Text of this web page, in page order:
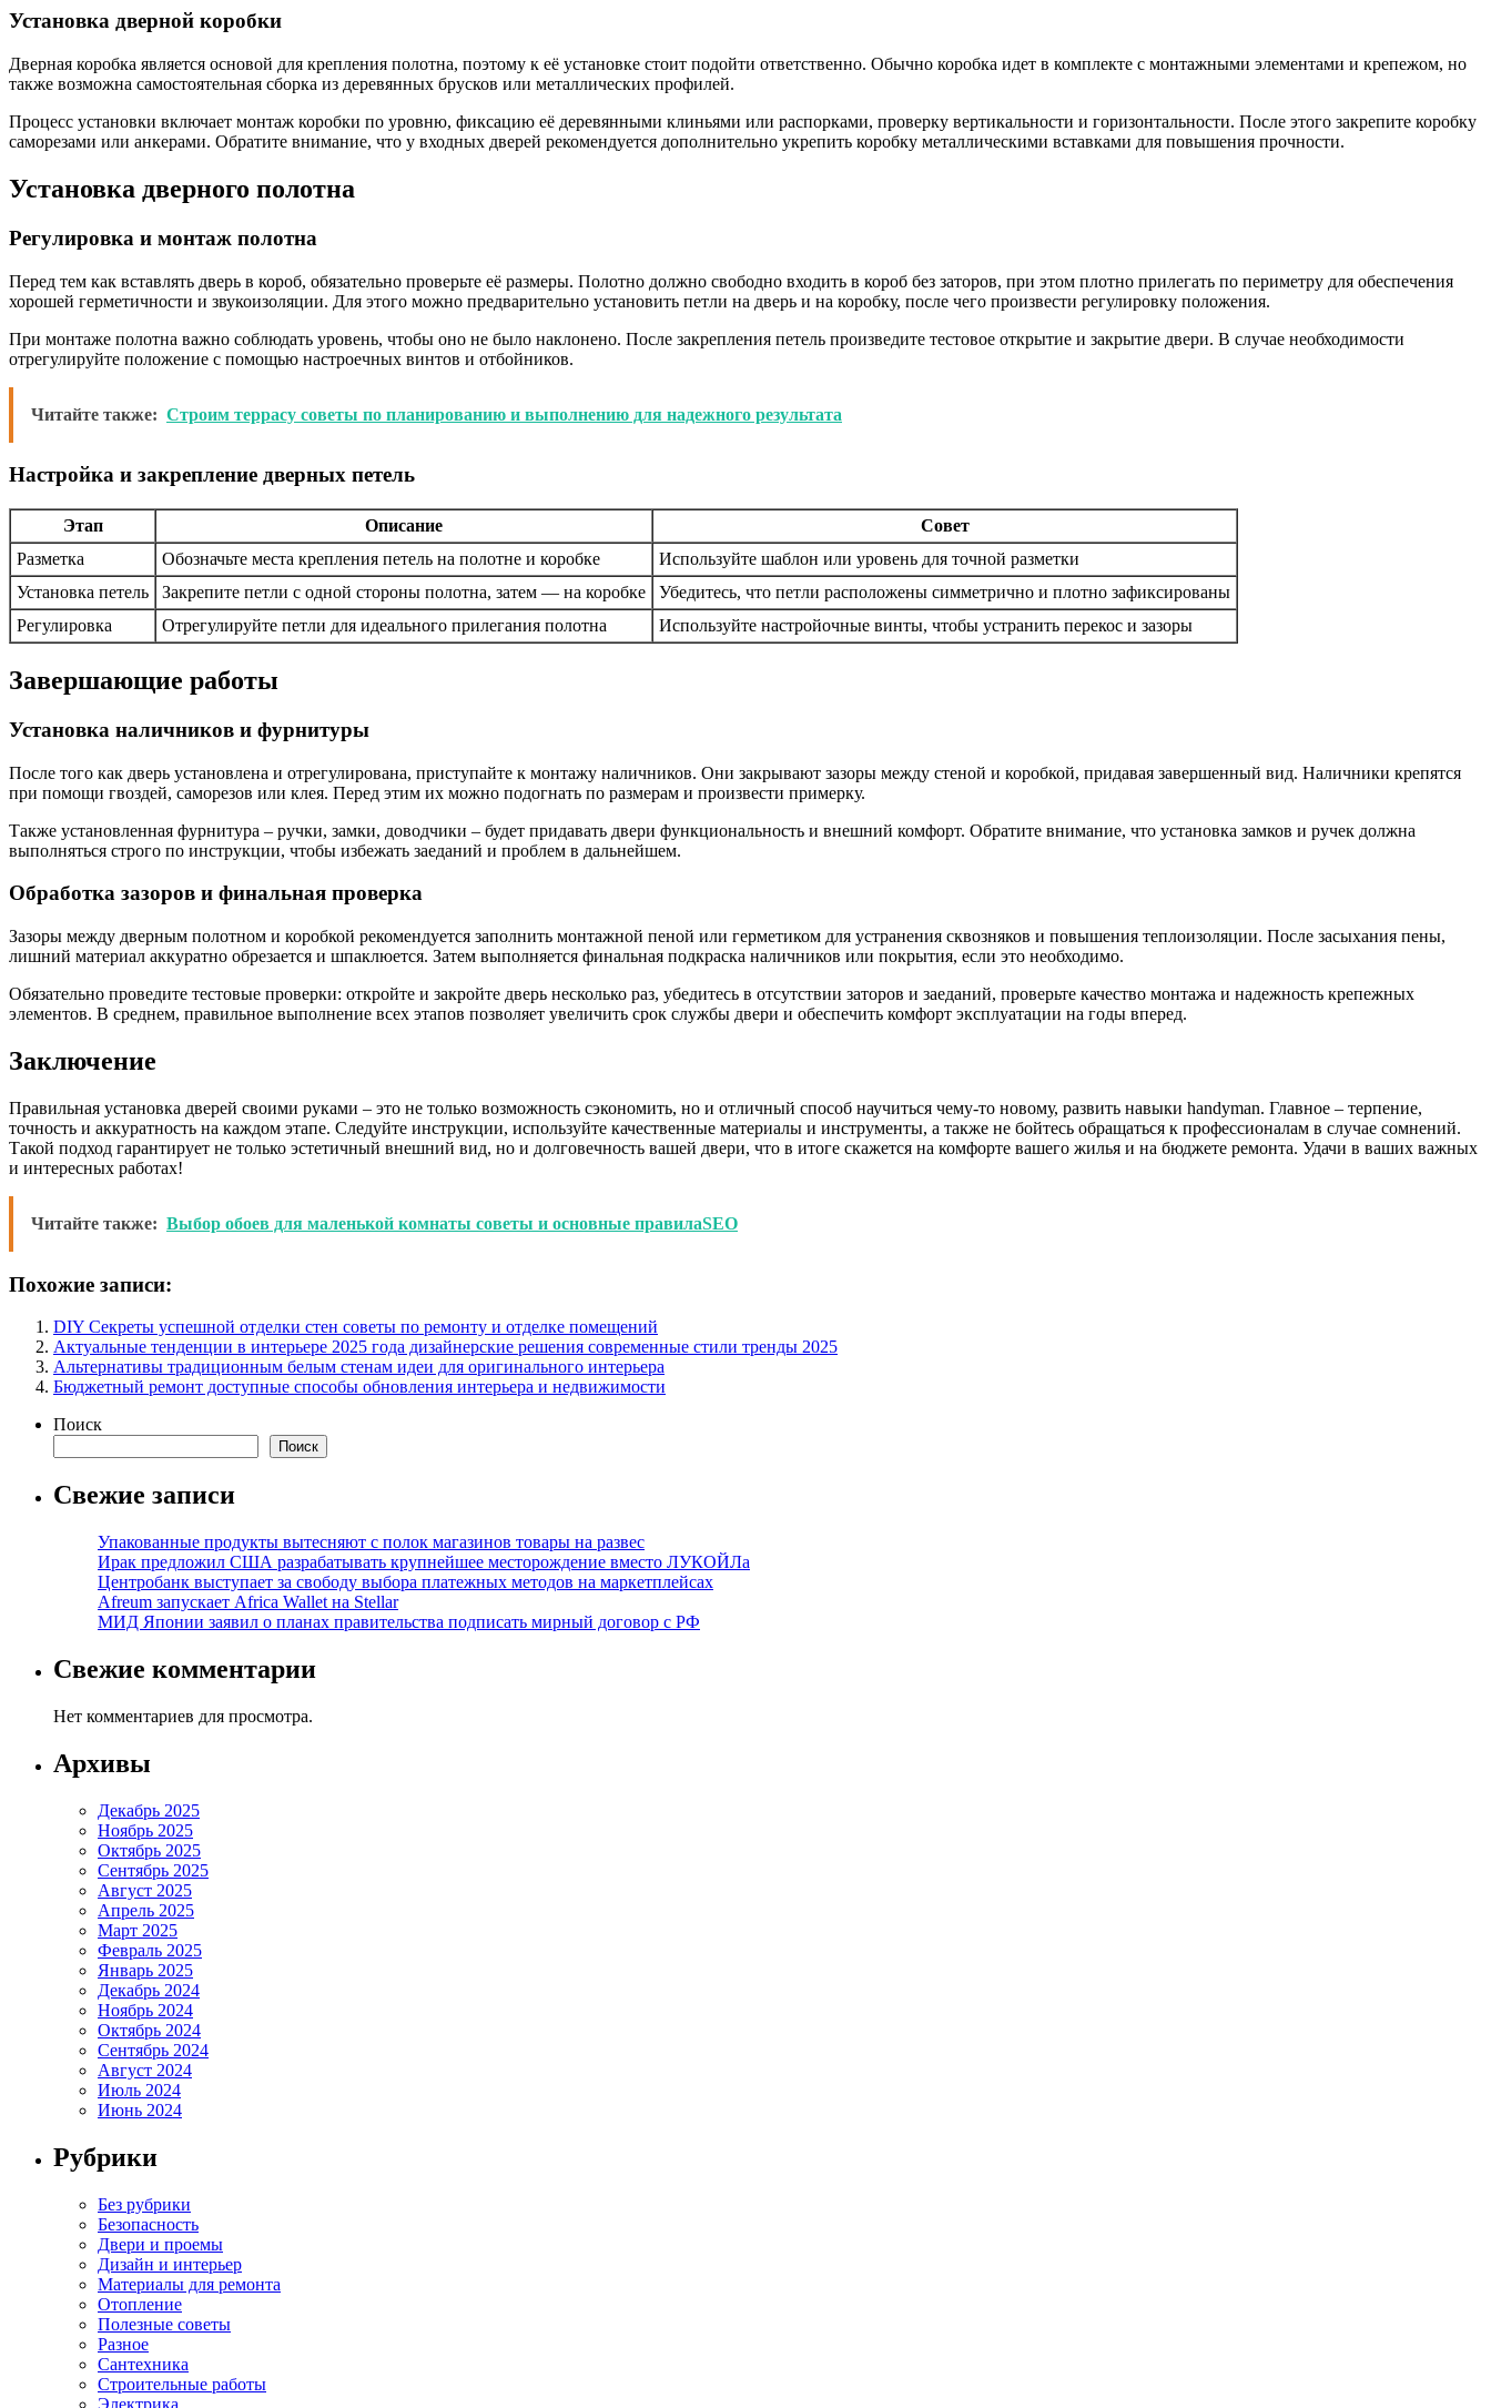
Установка дверной коробки
Дверная коробка является основой для крепления полотна, поэтому к её установке стоит подойти ответственно. Обычно коробка идет в комплекте с монтажными элементами и крепежом, но
также возможна самостоятельная сборка из деревянных брусков или металлических профилей.
Процесс установки включает монтаж коробки по уровню, фиксацию её деревянными клиньями или распорками, проверку вертикальности и горизонтальности. После этого закрепите коробку
саморезами или анкерами. Обратите внимание, что у входных дверей рекомендуется дополнительно укрепить коробку металлическими вставками для повышения прочности.
Установка дверного полотна
Регулировка и монтаж полотна
Перед тем как вставлять дверь в короб, обязательно проверьте её размеры. Полотно должно свободно входить в короб без заторов, при этом плотно прилегать по периметру для обеспечения
хорошей герметичности и звукоизоляции. Для этого можно предварительно установить петли на дверь и на коробку, после чего произвести регулировку положения.
При монтаже полотна важно соблюдать уровень, чтобы оно не было наклонено. После закрепления петель произведите тестовое открытие и закрытие двери. В случае необходимости
отрегулируйте положение с помощью настроечных винтов и отбойников.
Читайте также: Строим террасу советы по планированию и выполнению для надежного результата
Настройка и закрепление дверных петель
Этап Описание
Совет
Разметка
Обозначьте места крепления петель на полотне и коробке
Используйте шаблон или уровень для точной разметки
Установка петель
Закрепите петли с одной стороны полотна, затем — на коробке
Убедитесь, что петли расположены симметрично и плотно зафиксированы
Регулировка
Отрегулируйте петли для идеального прилегания полотна Используйте настройочные винты, чтобы устранить перекос и зазоры
Завершающие работы
Установка наличников и фурнитуры
После того как дверь установлена и отрегулирована, приступайте к монтажу наличников. Они закрывают зазоры между стеной и коробкой, придавая завершенный вид. Наличники крепятся
при помощи гвоздей, саморезов или клея. Перед этим их можно подогнать по размерам и произвести примерку.
Также установленная фурнитура – ручки, замки, доводчики – будет придавать двери функциональность и внешний комфорт. Обратите внимание, что установка замков и ручек должна
выполняться строго по инструкции, чтобы избежать заеданий и проблем в дальнейшем.
Обработка зазоров и финальная проверка
Зазоры между дверным полотном и коробкой рекомендуется заполнить монтажной пеной или герметиком для устранения сквозняков и повышения теплоизоляции. После засыхания пены,
лишний материал аккуратно обрезается и шпаклюется. Затем выполняется финальная подкраска наличников или покрытия, если это необходимо.
Обязательно проведите тестовые проверки: откройте и закройте дверь несколько раз, убедитесь в отсутствии заторов и заеданий, проверьте качество монтажа и надежность крепежных
элементов. В среднем, правильное выполнение всех этапов позволяет увеличить срок службы двери и обеспечить комфорт эксплуатации на годы вперед.
Заключение
Правильная установка дверей своими руками – это не только возможность сэкономить, но и отличный способ научиться чему-то новому, развить навыки handyman. Главное – терпение,
точность и аккуратность на каждом этапе. Следуйте инструкции, используйте качественные материалы и инструменты, а также не бойтесь обращаться к профессионалам в случае сомнений.
Такой подход гарантирует не только эстетичный внешний вид, но и долговечность вашей двери, что в итоге скажется на комфорте вашего жилья и на бюджете ремонта. Удачи в ваших важных
и интересных работах!
Читайте также: Выбор обоев для маленькой комнаты советы и основные правилаSEO
Похожие записи:
DIY Секреты успешной отделки стен советы по ремонту и отделке помещений
Актуальные тенденции в интерьере 2025 года дизайнерские решения современные стили тренды 2025
Альтернативы традиционным белым стенам идеи для оригинального интерьера
Бюджетный ремонт доступные способы обновления интерьера и недвижимости
Поиск
Поиск
Свежие записи
Упакованные продукты вытесняют с полок магазинов товары на развес
Ирак предложил США разрабатывать крупнейшее месторождение вместо ЛУКОЙЛа
Центробанк выступает за свободу выбора платежных методов на маркетплейсах
Afreum запускает Africa Wallet на Stellar
МИД Японии заявил о планах правительства подписать мирный договор с РФ
Свежие комментарии
Нет комментариев для просмотра.
Архивы
Декабрь 2025
Ноябрь 2025
Октябрь 2025
Сентябрь 2025
Август 2025
Апрель 2025
Март 2025
Февраль 2025
Январь 2025
Декабрь 2024
Ноябрь 2024
Октябрь 2024
Сентябрь 2024
Август 2024
Июль 2024
Июнь 2024
Рубрики
Без рубрики
Безопасность
Двери и проемы
Дизайн и интерьер
Материалы для ремонта
Отопление
Полезные советы
Разное
Сантехника
Строительные работы
Электрика